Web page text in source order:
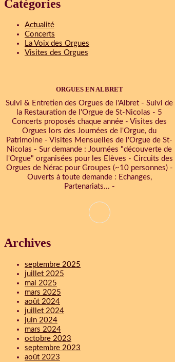
Catégories
Actualité
Concerts
La Voix des Orgues
Visites des Orgues
ORGUES EN ALBRET
Suivi & Entretien des Orgues de l'Albret - Suivi de
la Restauration de l'Orgue de St-Nicolas - 5
Concerts proposés chaque année - Visites des
Orgues lors des Journées de l'Orgue, du
Patrimoine - Visites Mensuelles de l'Orgue de St-
Nicolas - Sur demande : Journées "découverte de
l'Orgue" organisées pour les Elèves - Circuits des
Orgues de Nérac pour Groupes (~10 personnes) -
Ouverts à toute demande : Echanges,
Partenariats... -
Archives
septembre 2025
juillet 2025
mai 2025
mars 2025
août 2024
juillet 2024
juin 2024
mars 2024
octobre 2023
septembre 2023
août 2023